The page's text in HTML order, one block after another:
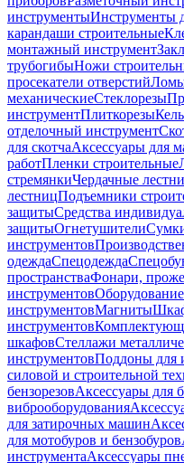
инструментыИнструменты
карандаши строительные
монтажный инструмент
трубогибыНожи
просекатели отверстий
механическиеСтеклорезы
инструментПлиткорезы
отделочный инструмент
для скотчаАксессуары для
работПленки строительные
стремянкиЧердачные
лестницПодъемники
защитыСредства
защитыОгнетушители
инструментов
одеждаСпецодежда
пространстваФонари,
инструментов
инструментовМагниты
инструментов
шкафовСтеллажи
инструментовПоддоны для
силовой и строительной
бензорезовАксессуары для
виброоборудования
для затирочных машин
для мотобуров и бензобуров
инструментаАксессуары